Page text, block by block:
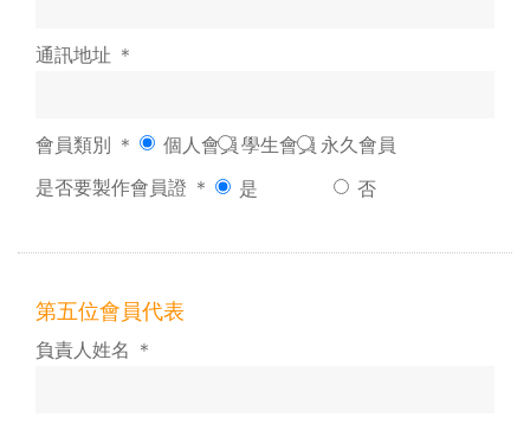
通訊地址 ＊
會員類別 ＊ 個人會員 學生會員 永久會員
是否要製作會員證 ＊ 是 否
第五位會員代表
負責人姓名 ＊